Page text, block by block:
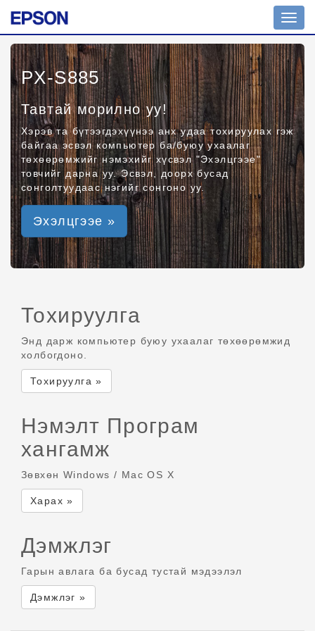
PX-S885
Тавтай морилно уу!
Хэрэв та бүтээгдэхүүнээ анх удаа тохируулах гэж
байгаа эсвэл компьютер ба/буюу ухаалаг
төхөөрөмжийг нэмэхийг хүсвэл "Эхэлцгээе"
товчийг дарна уу. Эсвэл, доорх бусад
сонголтуудаас нэгийг сонгоно уу.
Эхэлцгээе »
Тохируулга
Энд дарж компьютер буюу ухаалаг төхөөрөмжид
холбогдоно.
Тохируулга »
Нэмэлт Програм
хангамж
Зөвхөн Windows / Mac OS X
Харах »
Дэмжлэг
Гарын авлага ба бусад тустай мэдээлэл
Дэмжлэг »